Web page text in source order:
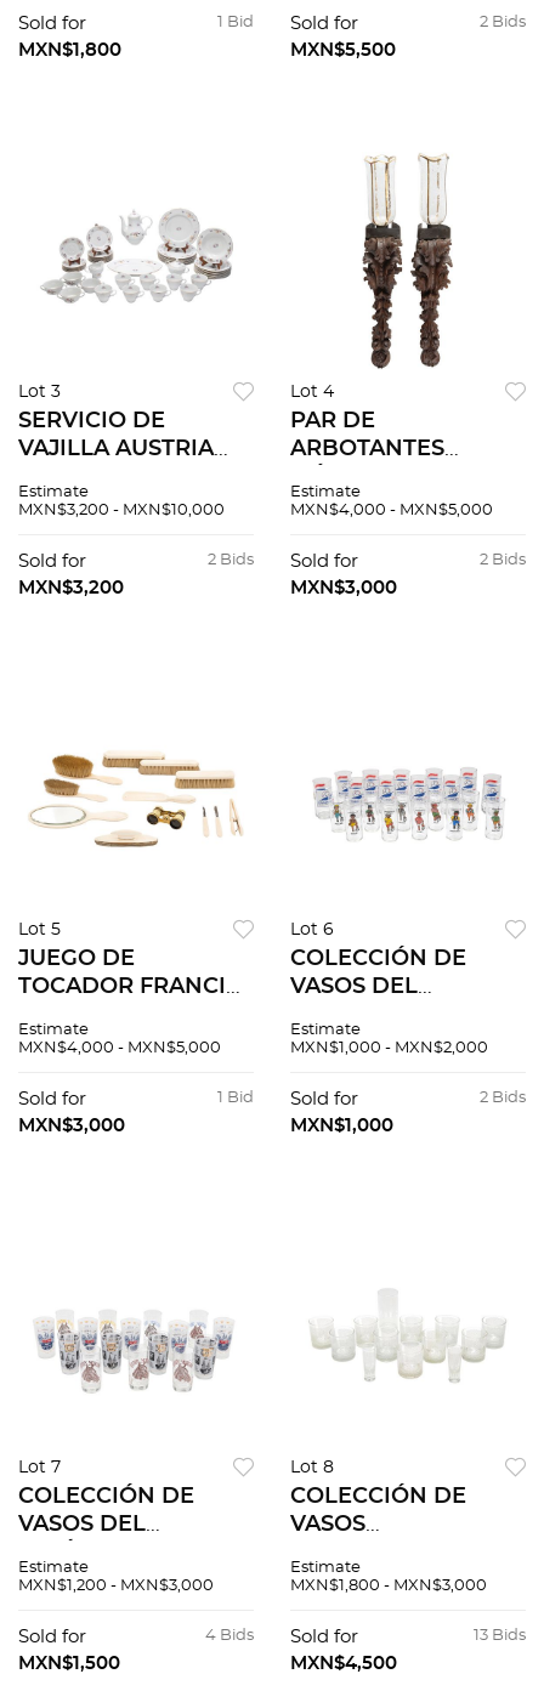
Con sello Kaiser
Bavaria A la manera
1 Bid
Sold for
MXN$1,800
con motivos florales.
Piezas: 3
2 Bids
Sold for
MXN$5,500
Lot 3
SERVICIO DE
VAJILLA AUSTRIA
Elaboradao en
Sellado Menuet
Royal Vienna
Estimate
MXN$3,200 - MXN$10,000
2 Bids
Sold for
MXN$3,200
Lot 4
PAR DE
ARBOTANTES
en madera
pantallas de cristal.
Fragmentos de
Estimate
MXN$4,000 - MXN$5,000
2 Bids
Sold for
MXN$3,000
Lot 5
JUEGO DE
TOCADOR FRANCIA,
cepillos, espejo,
utensilios para uñas
y binoculares . 12 pz
Estimate
MXN$4,000 - MXN$5,000
1 Bid
Sold for
MXN$3,000
Lot 6
COLECCIÓN DE
VASOS DEL
98 Y ARGENTINA 78.
transparente. 21
piezas
Estimate
MXN$1,000 - MXN$2,000
2 Bids
Sold for
MXN$1,000
Lot 7
COLECCIÓN DE
VASOS DEL
LAS AMÉRICAS Y
XX. En vidrio 3
modelos diferentes.
Estimate
MXN$1,200 - MXN$3,000
4 Bids
Sold for
MXN$1,500
Lot 8
COLECCIÓN DE
VASOS
DE LOS JUEGOS
MÉXICO 68. , SIGLO
XX. En vidrio
Estimate
MXN$1,800 - MXN$3,000
13 Bids
Sold for
MXN$4,500